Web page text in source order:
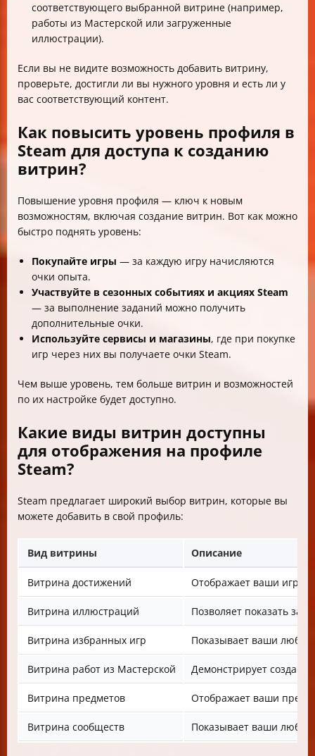
соответствующего выбранной витрине (например,
работы из Мастерской или загруженные
иллюстрации).
Если вы не видите возможность добавить витрину,
проверьте, достигли ли вы нужного уровня и есть ли у
вас соответствующий контент.
Как повысить уровень профиля в
Steam для доступа к созданию
витрин?
Повышение уровня профиля — ключ к новым
возможностям, включая создание витрин. Вот как можно
быстро поднять уровень:
Покупайте игры — за каждую игру начисляются
очки опыта.
Участвуйте в сезонных событиях и акциях Steam
— за выполнение заданий можно получить
дополнительные очки.
Используйте сервисы и магазины, где при покупке
игр через них вы получаете очки Steam.
Чем выше уровень, тем больше витрин и возможностей
по их настройке будет доступно.
Какие виды витрин доступны
для отображения на профиле
Steam?
Steam предлагает широкий выбор витрин, которые вы
можете добавить в свой профиль:
Вид витрины Описание
Витрина достижений Отображает ваши
Витрина иллюстраций Позволяет показать
Витрина избранных игр Показывает ваши
Витрина работ из Мастерской Демонстрирует
Витрина предметов Отображает ваши
Витрина сообществ Показывает ваши